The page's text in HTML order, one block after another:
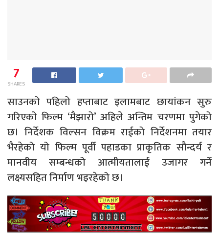
7
SHARES
साउनको पहिलो हप्ताबाट इलामबाट छायांकन सुरु
गरिएको फिल्म ‘मैझारो’ अहिले अन्तिम चरणमा पुगेको
छ। निर्देशक विल्सन विक्रम राईको निर्देशनमा तयार
भैरहेको यो फिल्म पूर्वी पहाडका प्राकृतिक सौन्दर्य र
मानवीय सम्बन्धको आत्मीयतालाई उजागर गर्ने
लक्ष्यसहित निर्माण भइरहेको छ।